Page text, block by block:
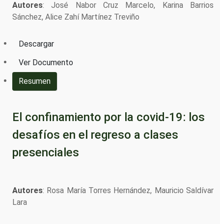
Autores: José Nabor Cruz Marcelo, Karina Barrios
Sánchez, Alice Zahí Martínez Treviño
Descargar
Ver Documento
Resumen
El confinamiento por la covid-19: los
desafíos en el regreso a clases
presenciales
Autores: Rosa María Torres Hernández, Mauricio Saldívar
Lara